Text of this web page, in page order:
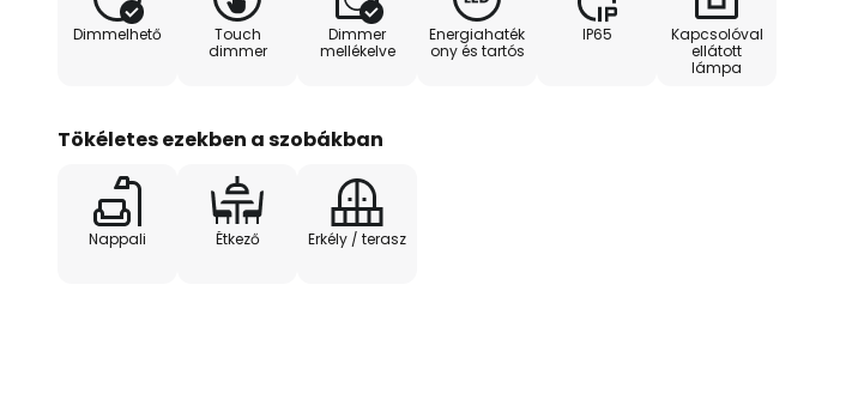
és vízsugárálló.
Műszaki adatok
- Világítási idő 7,5 óra
Dimmelhető
Touch
dimmer
Dimmer
mellékelve
Energiahaték
ony és tartós
IP65
Kapcsolóval
ellátott
lámpa
Tökéletes ezekben a szobákban
Nappali Étkező Erkély / terasz